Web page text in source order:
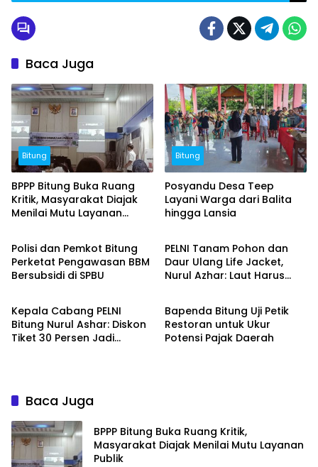
Baca Juga
Bitung
BPPP Bitung Buka Ruang
Kritik, Masyarakat Diajak
Menilai Mutu Layanan
Bitung
Posyandu Desa Teep
Layani Warga dari Balita
hingga Lansia
Bitung
Polisi dan Pemkot Bitung
Perketat Pengawasan BBM
Bersubsidi di SPBU
Bitung
PELNI Tanam Pohon dan
Daur Ulang Life Jacket,
Nurul Azhar: Laut Harus
Bitung
Kepala Cabang PELNI
Bitung Nurul Ashar: Diskon
Tiket 30 Persen Jadi
Bitung
Bapenda Bitung Uji Petik
Restoran untuk Ukur
Potensi Pajak Daerah
Baca Juga
BPPP Bitung Buka Ruang Kritik,
Masyarakat Diajak Menilai Mutu Layanan
Publik